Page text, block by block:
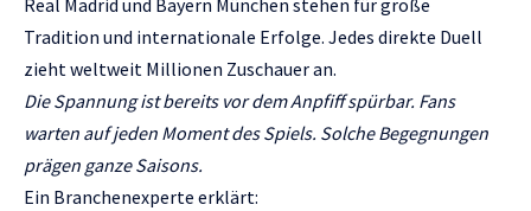
Tradition und internationale Erfolge. Jedes direkte Duell
zieht weltweit Millionen Zuschauer an.
Die Spannung ist bereits vor dem Anpfiff spürbar. Fans
warten auf jeden Moment des Spiels. Solche Begegnungen
prägen ganze Saisons.
Ein Branchenexperte erklärt: